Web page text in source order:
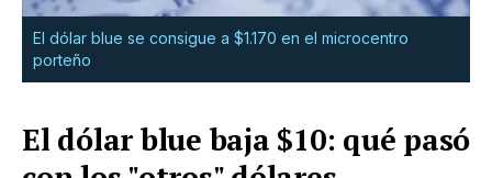
El dólar blue se consigue a $1.170 en el microcentro
porteño
El dólar blue baja $10: qué pasó